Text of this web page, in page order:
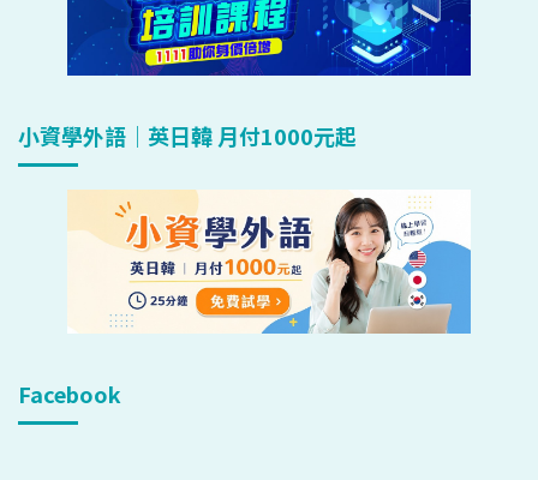
小資學外語｜英日韓 月付1000元起
Facebook